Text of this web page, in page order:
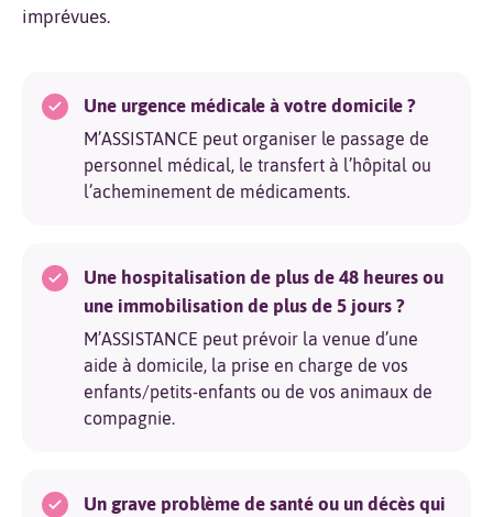
imprévues.
Une urgence médicale à votre domicile ?
M’ASSISTANCE peut organiser le passage de
personnel médical, le transfert à l’hôpital ou
l’acheminement de médicaments.
Une hospitalisation de plus de 48 heures ou
une immobilisation de plus de 5 jours ?
M’ASSISTANCE peut prévoir la venue d’une
aide à domicile, la prise en charge de vos
enfants/petits-enfants ou de vos animaux de
compagnie.
Un grave problème de santé ou un décès qui